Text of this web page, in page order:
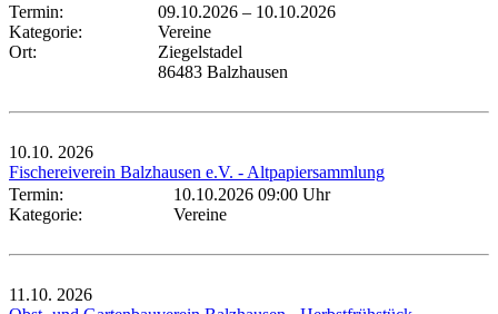
Termin:
09.10.2026 – 10.10.2026
Kategorie:
Vereine
Ort:
Ziegelstadel
86483 Balzhausen
10.10. 2026
Fischereiverein Balzhausen e.V. - Altpapiersammlung
Termin:
10.10.2026 09:00 Uhr
Kategorie:
Vereine
11.10. 2026